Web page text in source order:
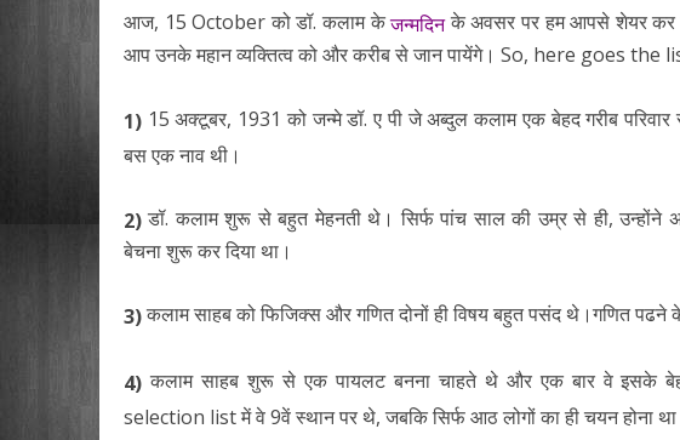
आज, 15 October को डॉ. कलाम केजन्मदिनके अवसर पर हम आपसे शेयर कर
आप उनके महान व्यक्तित्व को और करीब से जान पायेंगे। So, here goes the
1) 15 अक्टूबर, 1931 को जन्मे डॉ. ए पी जे अब्दुल कलाम एक बेहद गरीब
बस एक नाव थी।
2)डॉ. कलाम शुरू से बहुत मेहनती थे। सिर्फ पांच साल की उम्र से ही,
बेचना शुरू कर दिया था।
3)कलाम साहब को फिजिक्स और गणित दोनों ही विषय बहुत पसंद थे।गणित
4) कलाम साहब शुरू से एक पायलट बनना चाहते थे और एक बार वे इसके
selection list में वे 9वें स्थान पर थे, जबकि सिर्फ आठ लोगों का ही चयन होना